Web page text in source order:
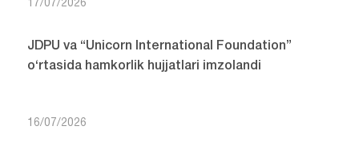
17/07/2026
JDPU va “Unicorn International Foundation”
o‘rtasida hamkorlik hujjatlari imzolandi
16/07/2026